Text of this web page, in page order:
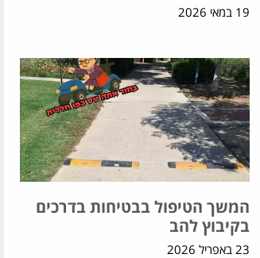
19 במאי 2026
המשך הטיפול בבטיחות בדרכים
בקיבוץ להב
23 באפריל 2026